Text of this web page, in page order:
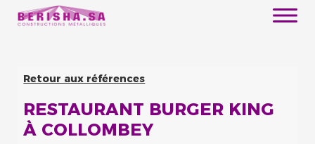
Retour aux références
RESTAURANT BURGER KING
À COLLOMBEY